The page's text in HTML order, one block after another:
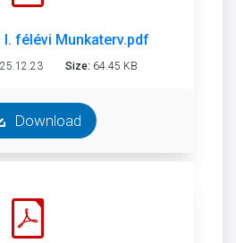
I. félévi Munkaterv.pdf
Size: 64.45 KB
Download